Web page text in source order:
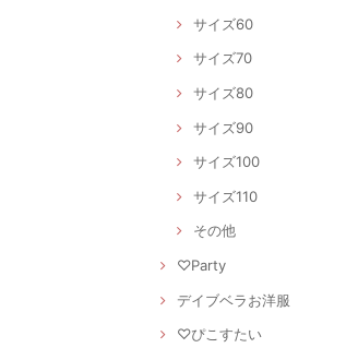
サイズ60
サイズ70
サイズ80
サイズ90
サイズ100
サイズ110
その他
♡Party
デイブベラお洋服
♡ぴこすたい